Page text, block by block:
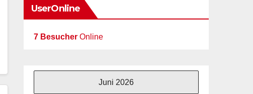
UserOnline
7 Besucher Online
Juni 2026